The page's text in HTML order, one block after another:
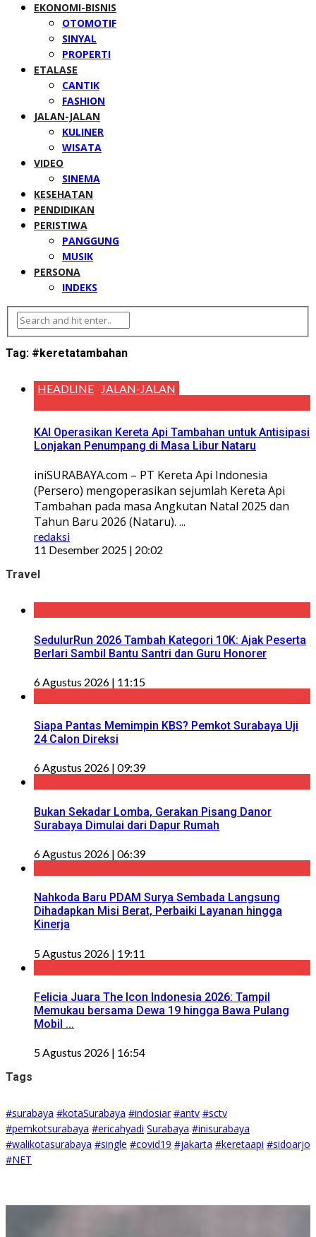
EKONOMI-BISNIS
OTOMOTIF
SINYAL
PROPERTI
ETALASE
CANTIK
FASHION
JALAN-JALAN
KULINER
WISATA
VIDEO
SINEMA
KESEHATAN
PENDIDIKAN
PERISTIWA
PANGGUNG
MUSIK
PERSONA
INDEKS
Tag: #keretatambahan
HEADLINE JALAN-JALAN
KAI Operasikan Kereta Api Tambahan untuk Antisipasi
Lonjakan Penumpang di Masa Libur Nataru
iniSURABAYA.com – PT Kereta Api Indonesia
(Persero) mengoperasikan sejumlah Kereta Api
Tambahan pada masa Angkutan Natal 2025 dan
Tahun Baru 2026 (Nataru). ...
redaksi
11 Desember 2025 | 20:02
Travel
SedulurRun 2026 Tambah Kategori 10K: Ajak Peserta
Berlari Sambil Bantu Santri dan Guru Honorer
6 Agustus 2026 | 11:15
Siapa Pantas Memimpin KBS? Pemkot Surabaya Uji
24 Calon Direksi
6 Agustus 2026 | 09:39
Bukan Sekadar Lomba, Gerakan Pisang Danor
Surabaya Dimulai dari Dapur Rumah
6 Agustus 2026 | 06:39
Nahkoda Baru PDAM Surya Sembada Langsung
Dihadapkan Misi Berat, Perbaiki Layanan hingga
Kinerja
5 Agustus 2026 | 19:11
Felicia Juara The Icon Indonesia 2026: Tampil
Memukau bersama Dewa 19 hingga Bawa Pulang
Mobil ...
5 Agustus 2026 | 16:54
Tags
#surabaya #kotaSurabaya #indosiar #antv #sctv
#pemkotsurabaya #ericahyadi Surabaya #inisurabaya
#walikotasurabaya #single #covid19 #jakarta #keretaapi #sidoarjo
#NET